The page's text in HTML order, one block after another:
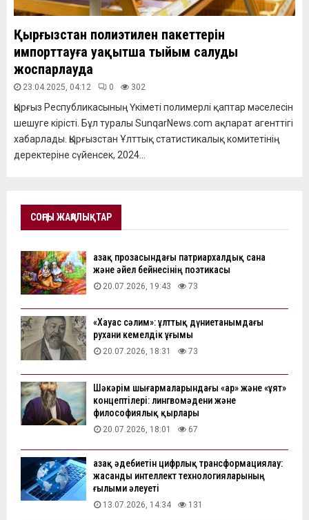
Қырғызстан полиэтилен пакеттерін
импорттауға уақытша тыйым салуды
жоспарлауда
23.04.2025, 04:12 0 302
Қырғыз Республикасының Үкіметі полимерлі қаптар мәселесін
шешуге кірісті. Бұл туралы SunqarNews.com ақпарат агенттігі
хабарлады. Қырғызстан Ұлттық статистикалық комитетінің
деректеріне сүйенсек, 2024...
СОҢҒЫ ЖАҢАЛЫҚТАР
Қазақ прозасындағы патриархалдық сана
және әйел бейнесінің поэтикасы
20.07.2026, 19:43 73
«Хауас сәлим»: ұлттық дүниетанымдағы
рухани кемелдік ұғымы
20.07.2026, 18:31 73
Шәкәрім шығармаларындағы «ар» және «ұят»
концептілері: лингвомәдени және
философиялық қырлары
20.07.2026, 18:01 67
Қазақ әдебиетін цифрлық трансформациялау:
жасанды интеллект технологияларының
ғылыми әлеуеті
13.07.2026, 14:34 131